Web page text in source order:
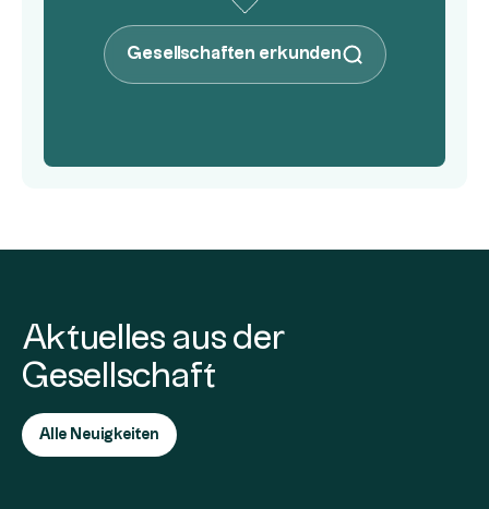
Gesellschaften erkunden
Aktuelles aus der
Gesellschaft
Alle Neuigkeiten